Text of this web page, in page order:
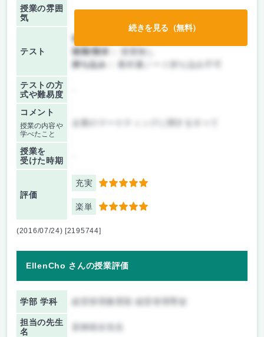
授業の雰囲
気
テスト
前期/中間：
後期/期末：
授業無し
持ち込み：
教科書ノート持ち込み不可
テストの方
式や難易度
コメント
授業の内容や
学べたこと
授業を
受けた時期
評価
充実 5
楽単 5
続きを見る（無料）
(2016/07/24) [2195744]
EllenCho さんの授業評価
学部 学科
担当の先生
名
若林靖永先生